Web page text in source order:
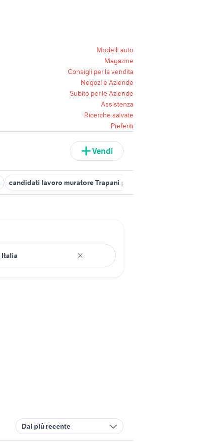
Modelli auto
Magazine
Consigli per la vendita
Negozi e Aziende
Subito per le Aziende
Assistenza
Ricerche salvate
Preferiti
Vendi
candidati lavoro muratore Trapani provincia
Dal più recente